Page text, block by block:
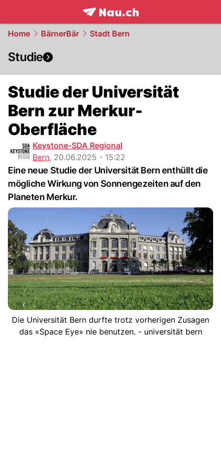
frontpage.NAU.ch
Home BärnerBär Stadt Bern
Studie
Studie der Universität
Bern zur Merkur-
Oberfläche
Keystone-SDA Regional
Bern, 20.06.2025 - 15:22
Eine neue Studie der Universität Bern enthüllt die
mögliche Wirkung von Sonnengezeiten auf den
Planeten Merkur.
Die Universität Bern durfte trotz vorherigen Zusagen
das «Space Eye» nie benutzen. - universität bern